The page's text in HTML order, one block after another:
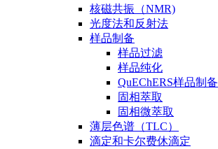
核磁共振（NMR)
光度法和反射法
样品制备
样品过滤
样品纯化
QuEChERS样品制备
固相萃取
固相微萃取
薄层色谱（TLC）
滴定和卡尔费休滴定